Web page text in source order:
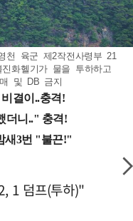
천 육군 제2작전사령부 21
화헬기가 물을 투하하고
및 DB 금지
1 덤프(투하)"